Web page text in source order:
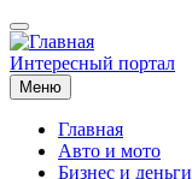
Перейти
к
основному
содержанию
Интересный портал
Меню
Основная
Главная
Авто и мото
Бизнес и деньги